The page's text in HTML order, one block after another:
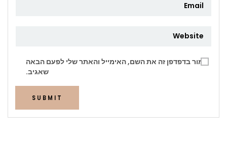
שמור בדפדפן זה את השם, האימייל והאתר שלי לפעם הבאה
שאגיב.
SUBMIT